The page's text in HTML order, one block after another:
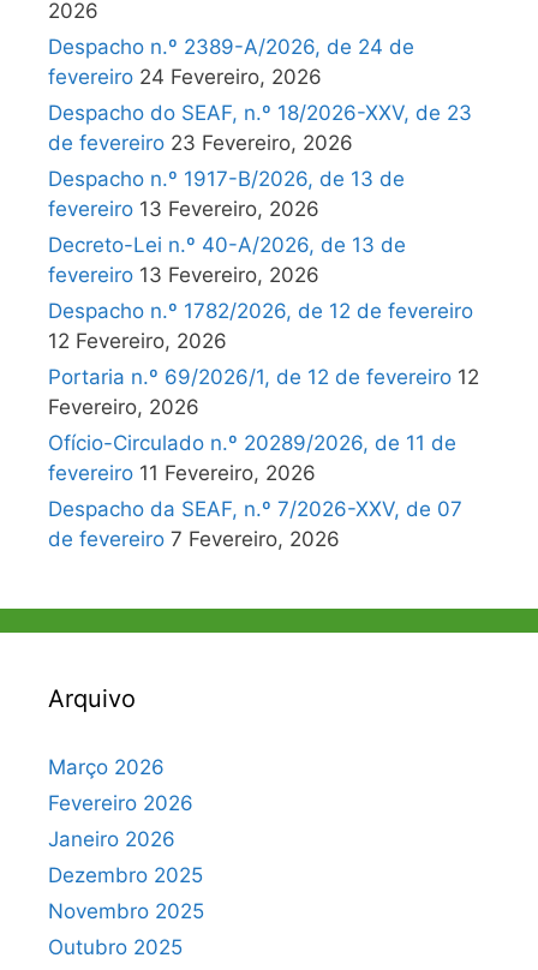
2026
Despacho n.º 2389-A/2026, de 24 de
fevereiro 24 Fevereiro, 2026
Despacho do SEAF, n.º 18/2026-XXV, de 23
de fevereiro 23 Fevereiro, 2026
Despacho n.º 1917-B/2026, de 13 de
fevereiro 13 Fevereiro, 2026
Decreto-Lei n.º 40-A/2026, de 13 de
fevereiro 13 Fevereiro, 2026
Despacho n.º 1782/2026, de 12 de fevereiro
12 Fevereiro, 2026
Portaria n.º 69/2026/1, de 12 de fevereiro 12
Fevereiro, 2026
Ofício-Circulado n.º 20289/2026, de 11 de
fevereiro 11 Fevereiro, 2026
Despacho da SEAF, n.º 7/2026-XXV, de 07
de fevereiro 7 Fevereiro, 2026
Arquivo
Março 2026
Fevereiro 2026
Janeiro 2026
Dezembro 2025
Novembro 2025
Outubro 2025